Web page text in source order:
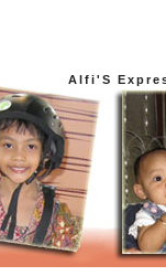
Alfi'S